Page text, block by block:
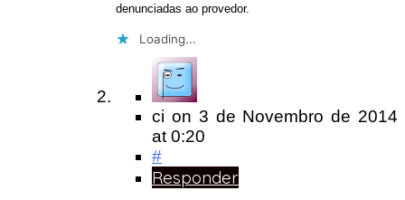
denunciadas ao provedor.
Loading...
ci on 3 de Novembro de 2014
at 0:20
#
Responder